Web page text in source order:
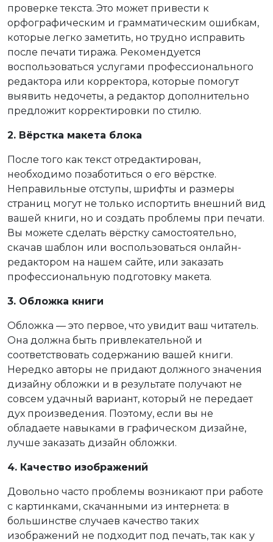
проверке текста. Это может привести к
орфографическим и грамматическим ошибкам,
которые легко заметить, но трудно исправить
после печати тиража. Рекомендуется
воспользоваться услугами профессионального
редактора или корректора, которые помогут
выявить недочеты, а редактор дополнительно
предложит корректировки по стилю.
2. Вёрстка макета блока
После того как текст отредактирован,
необходимо позаботиться о его вёрстке.
Неправильные отступы, шрифты и размеры
страниц могут не только испортить внешний вид
вашей книги, но и создать проблемы при печати.
Вы можете сделать вёрстку самостоятельно,
скачав шаблон или воспользоваться онлайн-
редактором на нашем сайте, или заказать
профессиональную подготовку макета.
3. Обложка книги
Обложка — это первое, что увидит ваш читатель.
Она должна быть привлекательной и
соответствовать содержанию вашей книги.
Нередко авторы не придают должного значения
дизайну обложки и в результате получают не
совсем удачный вариант, который не передает
дух произведения. Поэтому, если вы не
обладаете навыками в графическом дизайне,
лучше заказать дизайн обложки.
4. Качество изображений
Довольно часто проблемы возникают при работе
с картинками, скачанными из интернета: в
большинстве случаев качество таких
изображений не подходит под печать, так как у